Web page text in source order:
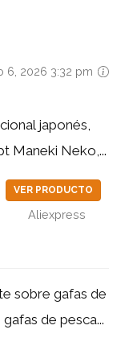
6, 2026 3:32 pm
japonés,
Maneki Neko,...
VER PRODUCTO
Aliexpress
sobre gafas de
de pesca...